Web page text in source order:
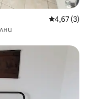
Средна
4,67 (3)